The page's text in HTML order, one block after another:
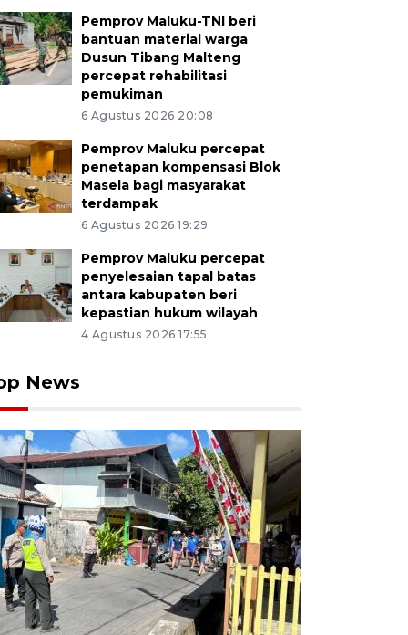
Pemprov Maluku-TNI beri
bantuan material warga
Dusun Tibang Malteng
percepat rehabilitasi
pemukiman
6 Agustus 2026 20:08
Pemprov Maluku percepat
penetapan kompensasi Blok
Masela bagi masyarakat
terdampak
6 Agustus 2026 19:29
Pemprov Maluku percepat
penyelesaian tapal batas
antara kabupaten beri
kepastian hukum wilayah
4 Agustus 2026 17:55
News